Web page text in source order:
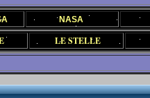
NASA
LE STELLE